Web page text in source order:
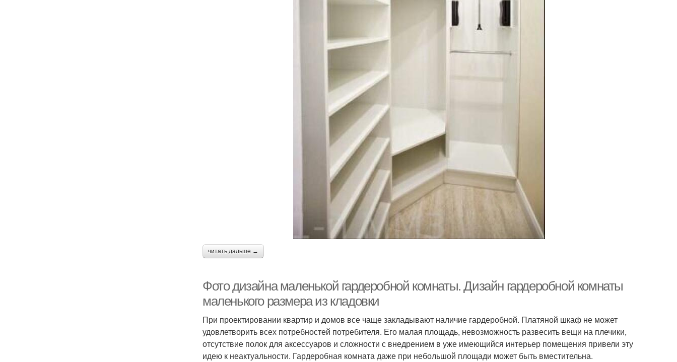
читать дальше →
Фото дизайна маленькой гардеробной комнаты. Дизайн гардеробной комнаты
маленького размера из кладовки
При проектировании квартир и домов все чаще закладывают наличие гардеробной. Платяной шкаф не может
удовлетворить всех потребностей потребителя. Его малая площадь, невозможность развесить вещи на плечики,
отсутствие полок для аксессуаров и сложности с внедрением в уже имеющийся интерьер помещения привели эту
идею к неактуальности. Гардеробная комната даже при небольшой площади может быть вместительна.